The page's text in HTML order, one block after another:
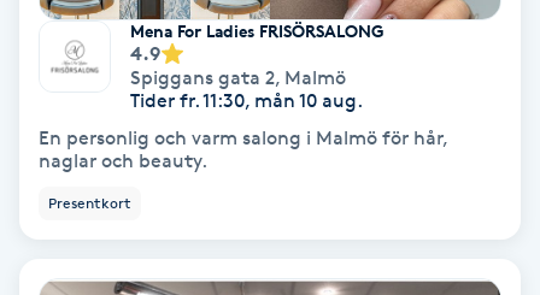
Personlig tränare
Picolaser
Piercing
Pigmentbehandling
Pigmentfläckar
Mena For Ladies FRISÖRSALONG
4.9
Spiggans gata 2, Malmö
Tider fr. 11:30, mån 10 aug.
En personlig och varm salong i Malmö för hår,
naglar och beauty.
Presentkort